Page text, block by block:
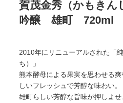
賀茂金秀（かもき
吟醸 雄町 720ml
2010年にリニューアルされた「
ち）」
熊本酵母による果実を思わせる
しいフレッシュで芳醇な味わい。
雄町らしい芳醇な旨味が押しよ